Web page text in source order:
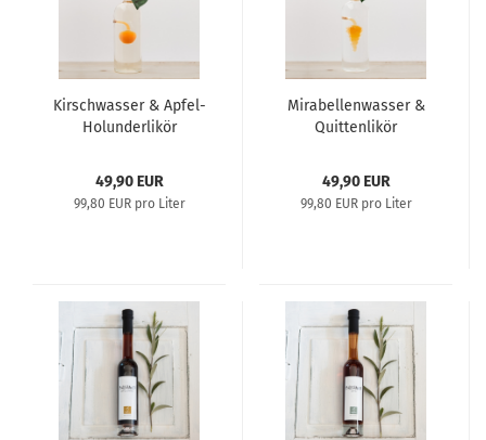
Kirsch­was­ser & Apfel-​​
Ho­lun­der­li­kör
49,90 EUR
99,80 EUR pro Liter
Mi­ra­bel­len­was­ser &
Quit­ten­li­kör
49,90 EUR
99,80 EUR pro Liter